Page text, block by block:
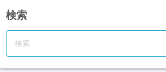
検索